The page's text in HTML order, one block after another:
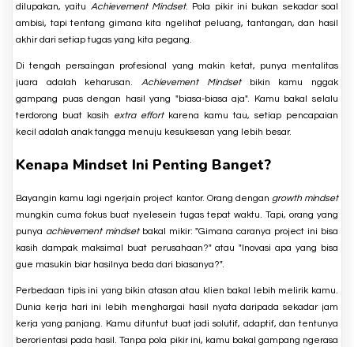
dilupakan, yaitu
Achievement Mindset. Pola pikir ini bukan sekadar soal
ambisi, tapi tentang gimana kita ngelihat peluang, tantangan, dan hasil
akhir dari setiap tugas yang kita pegang.
Di tengah persaingan profesional yang makin ketat, punya mentalitas
juara adalah keharusan. Achievement Mindsetbikin kamu nggak
gampang puas dengan hasil yang "biasa-biasa aja". Kamu bakal selalu
terdorong buat kasih extra effortkarena kamu tau, setiap pencapaian
kecil adalah anak tangga menuju kesuksesan yang lebih besar.
Kenapa Mindset Ini Penting Banget?
Bayangin kamu lagi ngerjain project kantor. Orang dengan growth mindset
mungkin cuma fokus buat nyelesein tugas tepat waktu. Tapi, orang yang
punya achievement mindsetbakal mikir: "Gimana caranya project ini bisa
kasih dampak maksimal buat perusahaan?" atau "Inovasi apa yang bisa
gue masukin biar hasilnya beda dari biasanya?".
Perbedaan tipis ini yang bikin atasan atau klien bakal lebih melirik kamu.
Dunia kerja hari ini lebih menghargai hasil nyata daripada sekadar jam
kerja yang panjang. Kamu dituntut buat jadi solutif, adaptif, dan tentunya
berorientasi pada hasil. Tanpa pola pikir ini, kamu bakal gampang ngerasa